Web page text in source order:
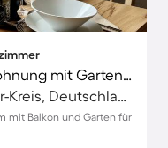
Familienorientierte Ferienwohnung mit Garten | Stadtblick
Weikersheim, Main-Tauber-Kreis, Deutschland
mit Balkon und Garten für